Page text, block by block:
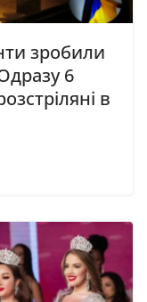
зpoбили
6
в